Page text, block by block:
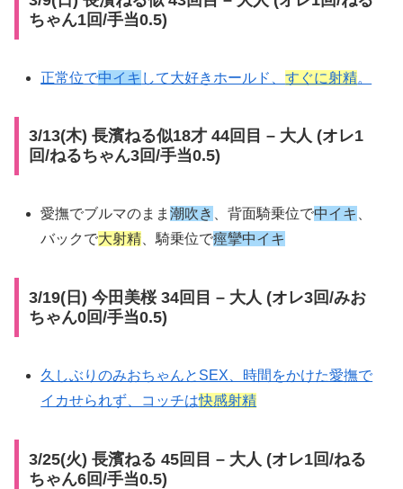
ちゃん1回/手当0.5)
正常位で中イキ して大好きホールド、すぐに射精。
3/13(木) 長濱ねる似18才 44回目 – 大人 (オレ1
回/ねるちゃん3回/手当0.5)
愛撫でブルマのまま潮吹き 、背面騎乗位で中イキ
バックで大射精 、騎乗位で痙攣中イキ
3/19(日) 今田美桜 34回目 – 大人 (オレ3回/みお
ちゃん0回/手当0.5)
久しぶりのみおちゃんとSEX、時間をかけた愛撫で
イカせられず、コッチは快感射精
3/25(火) 長濱ねる 45回目 – 大人 (オレ1回/ねる
ちゃん6回/手当0.5)